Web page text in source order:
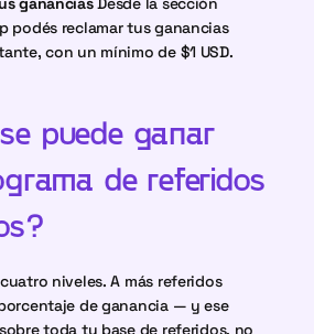
podés reclamar tus ganancias
con un mínimo de $1 USD.
puede ganar
de referidos
niveles. A más referidos
de ganancia — y ese
toda tu base de referidos, no